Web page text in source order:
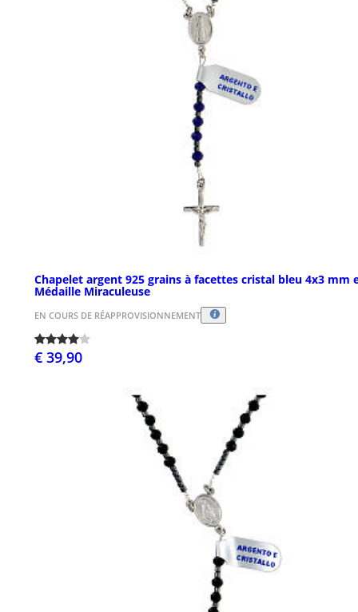
Chapelet argent 925 grains à facettes cristal bleu 4x3 mm
Médaille Miraculeuse
EN COURS DE RÉAPPROVISIONNEMENT
€ 39,90